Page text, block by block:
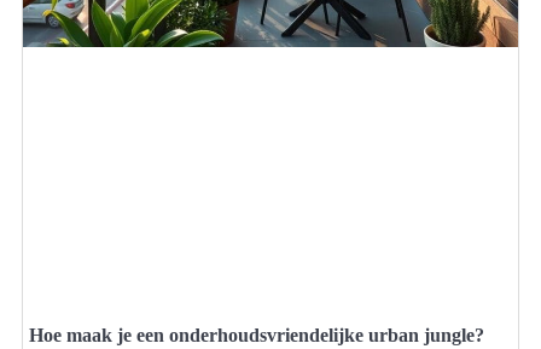
Hoe maak je een onderhoudsvriendelijke urban jungle?